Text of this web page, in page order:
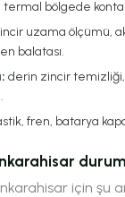
termal bölgede
uzama ölçümü,
balatası.
derin zincir
fren, batarya
için şu